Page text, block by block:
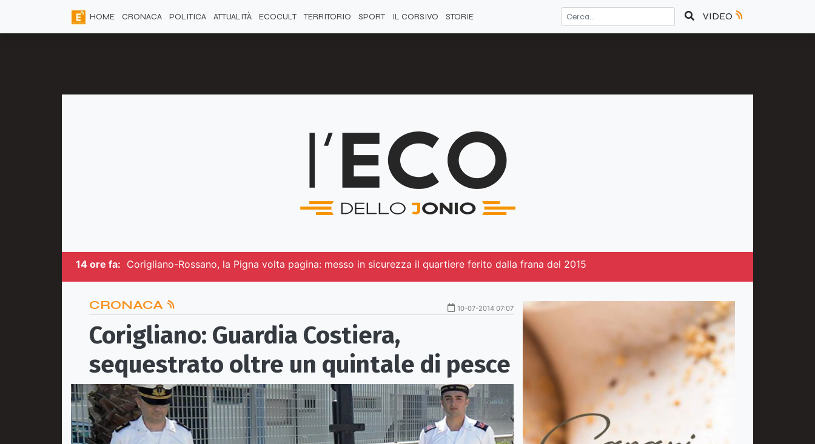
HOME CRONACA POLITICA ATTUALITÀ ECOCULT TERRITORIO SPORT IL CORSIVO STORIE VIDEO
14 ore fa: Corigliano-Rossano, la Pigna volta pagina: messo in sicurezza il quartiere ferito dalla frana del 2015
CRONACA 10-07-2014 07:07
Corigliano: Guardia Costiera,
sequestrato oltre un quintale di pesce